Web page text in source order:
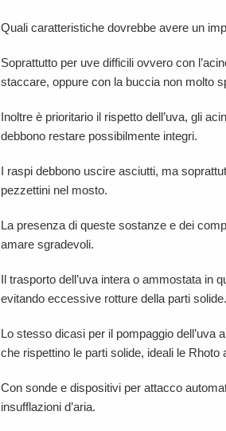
Quali caratteristiche dovrebbe avere un
Soprattutto per uve difficili ovvero con
staccare, oppure con la buccia non molto
Inoltre è prioritario il rispetto dell’uva, gli
debbono restare possibilmente integri.
I raspi debbono uscire asciutti, ma
pezzettini nel mosto.
La presenza di queste sostanze e dei
amare sgradevoli.
Il trasporto dell’uva intera o ammostata in
evitando eccessive rotture della parti solide.
Lo stesso dicasi per il pompaggio
che rispettino le parti solide, ideali le Rhoto
Con sonde e dispositivi per attacco
insufflazioni d’aria.